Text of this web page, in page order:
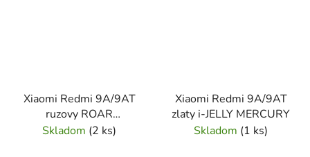
Xiaomi Redmi 9A/9AT
ruzovy ROAR
COLORFUL
Skladom (2 ks)
Xiaomi Redmi 9A/9AT
zlaty i-JELLY MERCURY
Skladom (1 ks)